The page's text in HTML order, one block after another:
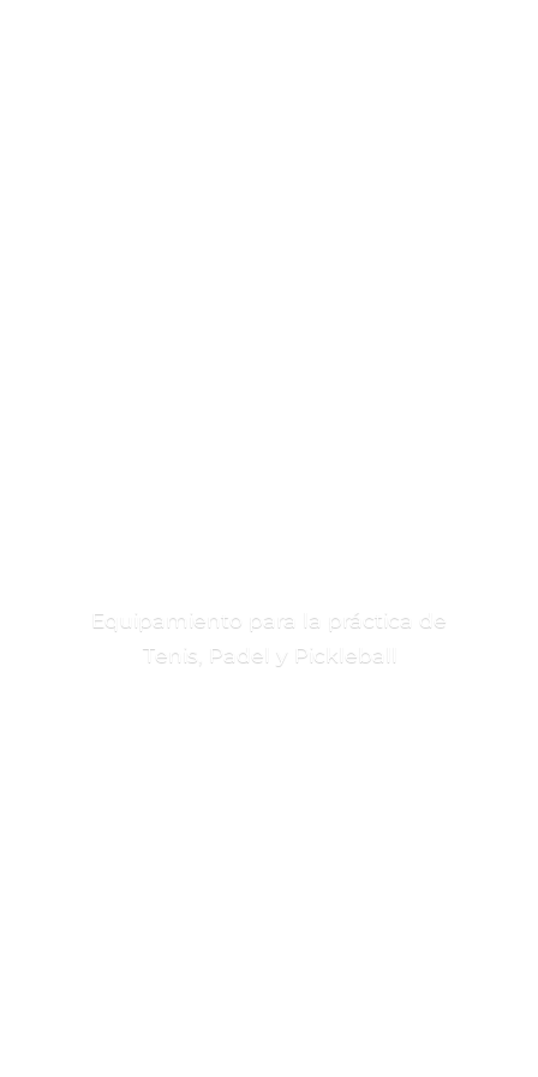
Equipamiento para la práctica de
Tenis, Padel
y Pickleball